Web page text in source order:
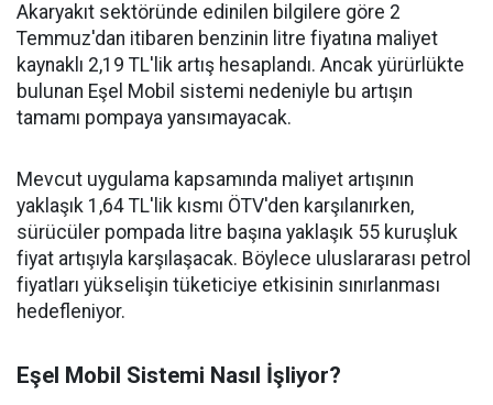
Akaryakıt sektöründe edinilen bilgilere göre 2
Temmuz'dan itibaren benzinin litre fiyatına maliyet
kaynaklı 2,19 TL'lik artış hesaplandı. Ancak yürürlükte
bulunan Eşel Mobil sistemi nedeniyle bu artışın
tamamı pompaya yansımayacak.
Mevcut uygulama kapsamında maliyet artışının
yaklaşık 1,64 TL'lik kısmı ÖTV'den karşılanırken,
sürücüler pompada litre başına yaklaşık 55 kuruşluk
fiyat artışıyla karşılaşacak. Böylece uluslararası petrol
fiyatları yükselişin tüketiciye etkisinin sınırlanması
hedefleniyor.
Eşel Mobil Sistemi Nasıl İşliyor?